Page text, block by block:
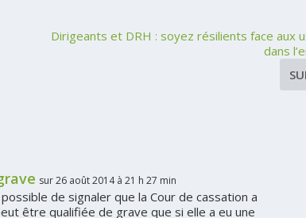
Dirigeants et DRH : soyez résilients face aux
dans
sur 26 août 2014 à 21 h 27 min
de signaler que la Cour de cassation a
être qualifiée de grave que si elle a eu une